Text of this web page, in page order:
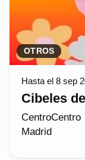
OTROS
Hasta el 8 sep
Cibeles
CentroCentro
Madrid